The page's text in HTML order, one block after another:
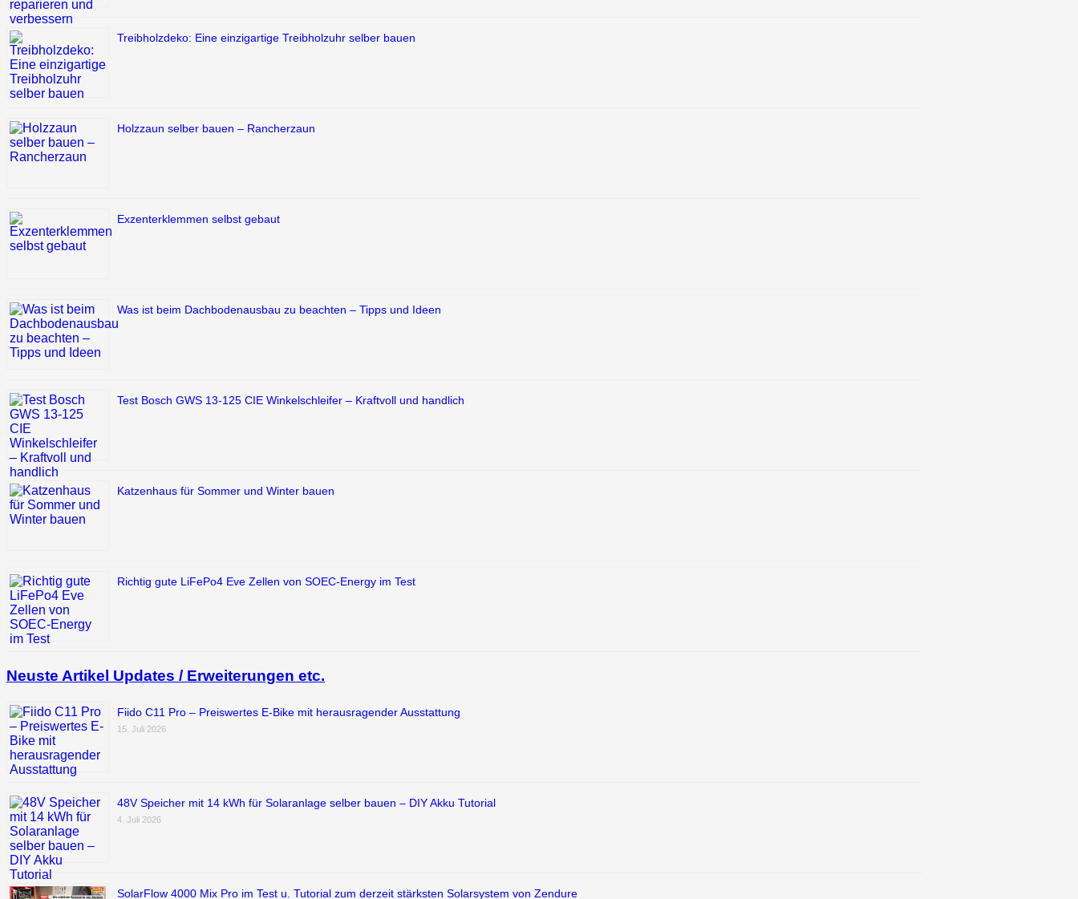
Treibholzdeko: Eine einzigartige Treibholzuhr selber bauen
Holzzaun selber bauen – Rancherzaun
Exzenterklemmen selbst gebaut
Was ist beim Dachbodenausbau zu beachten – Tipps und Ideen
Test Bosch GWS 13-125 CIE Winkelschleifer – Kraftvoll und handlich
Katzenhaus für Sommer und Winter bauen
Richtig gute LiFePo4 Eve Zellen von SOEC-Energy im Test
Neuste Artikel Updates / Erweiterungen etc.
Fiido C11 Pro – Preiswertes E-Bike mit herausragender Ausstattung
15. Juli 2026
48V Speicher mit 14 kWh für Solaranlage selber bauen – DIY Akku Tutorial
4. Juli 2026
SolarFlow 4000 Mix Pro im Test u. Tutorial zum derzeit stärksten Solarsystem von Zendure